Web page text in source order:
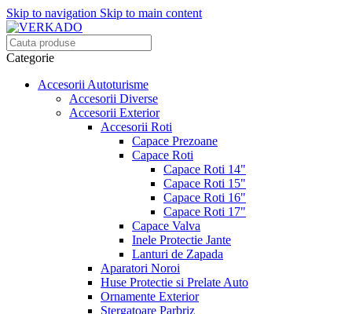
Skip to navigation Skip to main content
Categorie
Accesorii Autoturisme
Accesorii Diverse
Accesorii Exterior
Accesorii Roti
Capace Prezoane
Capace Roti
Capace Roti 14"
Capace Roti 15"
Capace Roti 16"
Capace Roti 17"
Capace Valva
Inele Protectie Jante
Lanturi de Zapada
Aparatori Noroi
Huse Protectie si Prelate Auto
Ornamente Exterior
Stergatoare Parbriz